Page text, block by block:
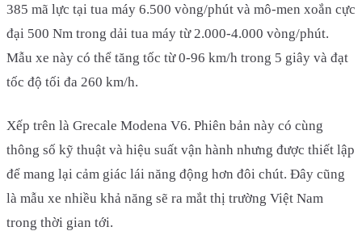
385 mã lực tại tua máy 6.500 vòng/phút và mô-men xoắn cực
đại 500 Nm trong dải tua máy từ 2.000-4.000 vòng/phút.
Mẫu xe này có thể tăng tốc từ 0-96 km/h trong 5 giây và đạt
tốc độ tối đa 260 km/h.
Xếp trên là Grecale Modena V6. Phiên bản này có cùng
thông số kỹ thuật và hiệu suất vận hành nhưng được thiết lập
để mang lại cảm giác lái năng động hơn đôi chút. Đây cũng
là mẫu xe nhiều khả năng sẽ ra mắt thị trường Việt Nam
trong thời gian tới.